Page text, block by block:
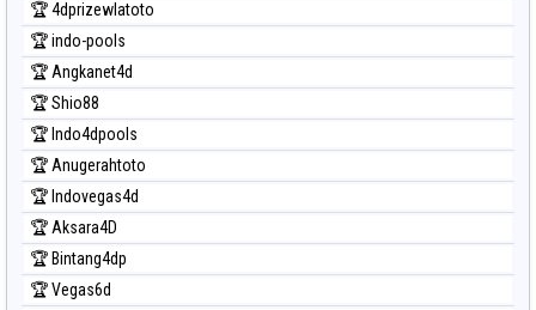
🏆 4dprizewlatoto
🏆 indo-pools
🏆 Angkanet4d
🏆 Shio88
🏆 Indo4dpools
🏆 Anugerahtoto
🏆 Indovegas4d
🏆 Aksara4D
🏆 Bintang4dp
🏆 Vegas6d